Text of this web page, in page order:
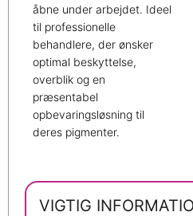
åbne under arbejdet. Ideel
til professionelle
behandlere, der ønsker
optimal beskyttelse,
overblik og en
præsentabel
opbevaringsløsning til
deres pigmenter.
VIGTIG